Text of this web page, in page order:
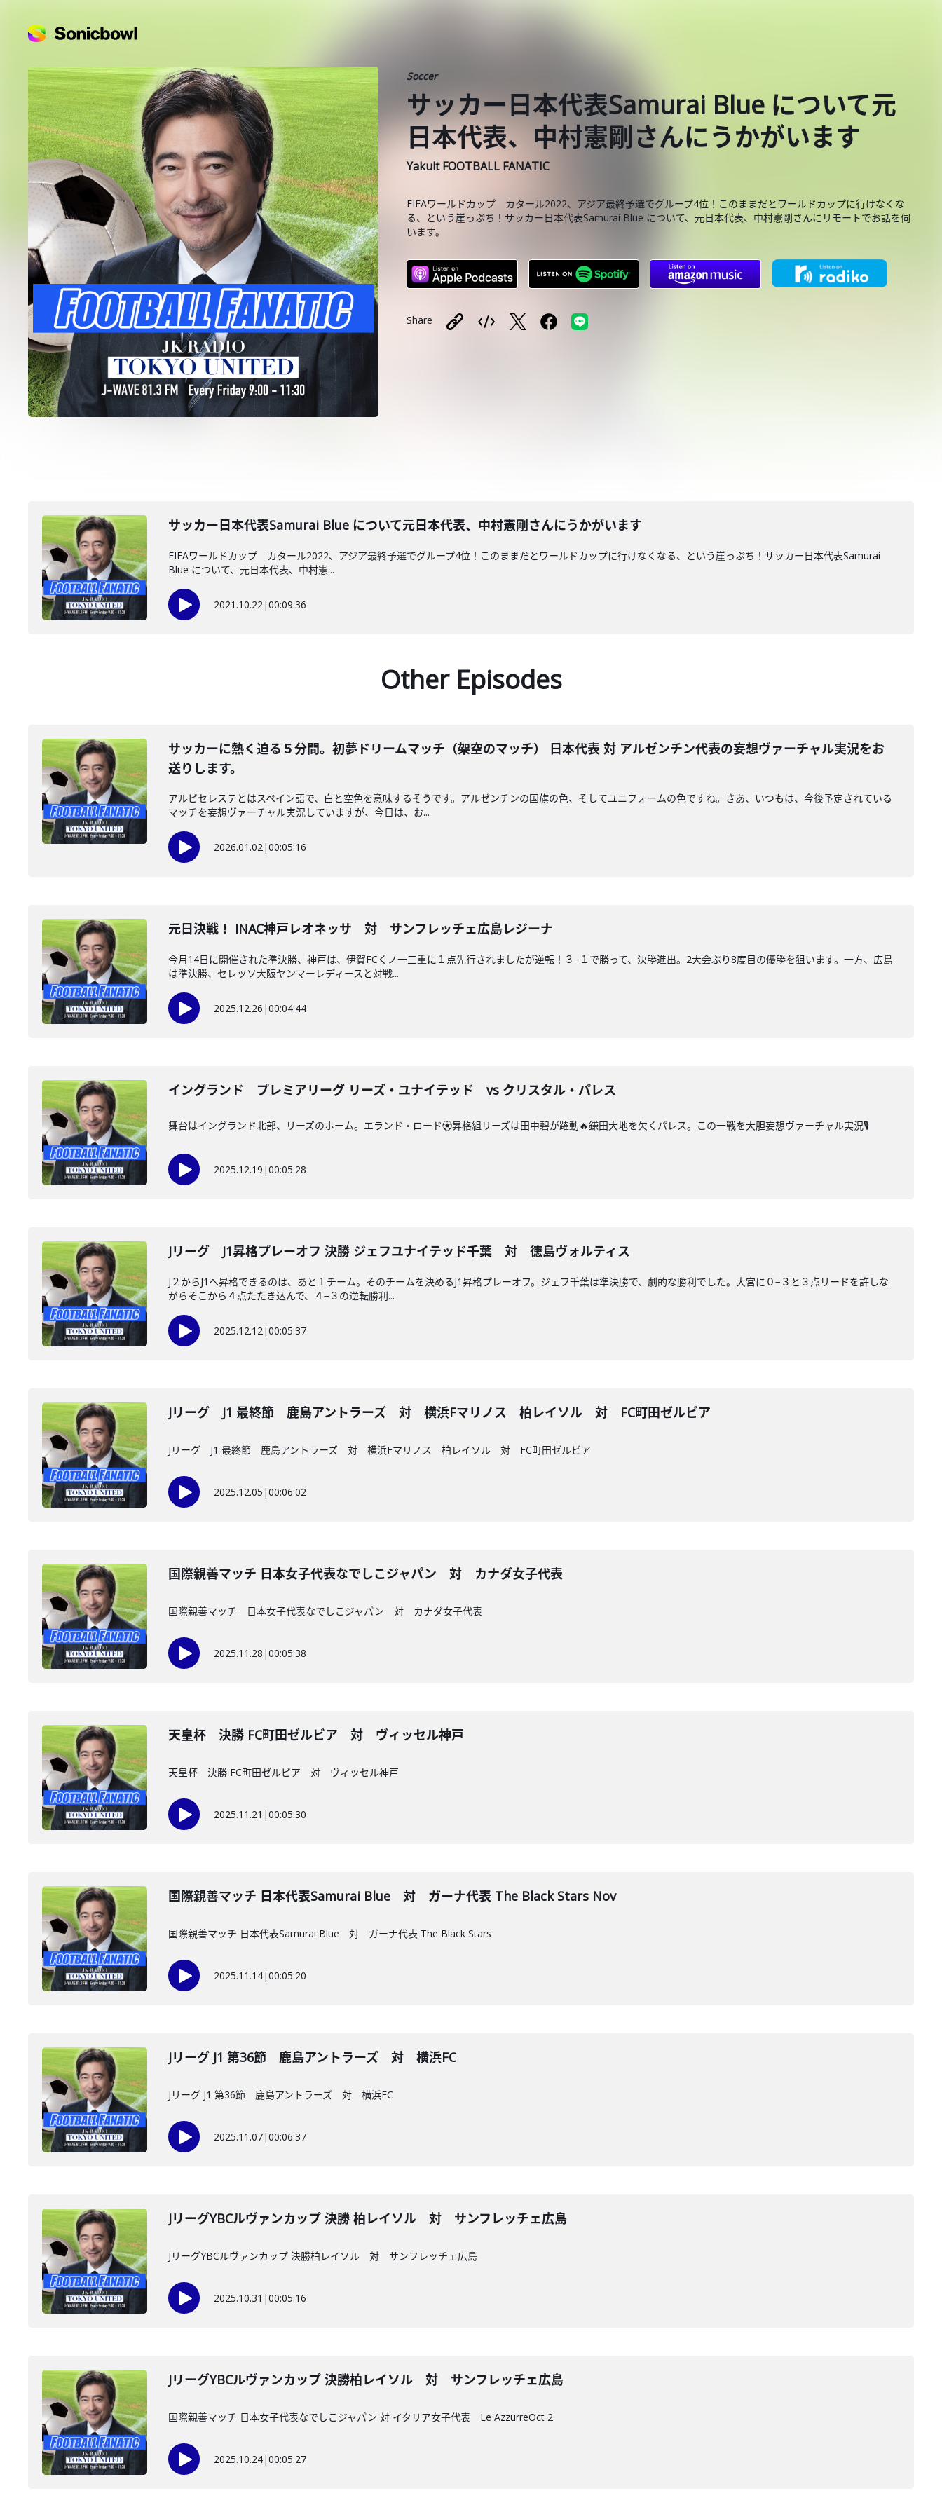
Soccer
サッカー日本代表Samurai Blue について元
日本代表、中村憲剛さんにうかがいます
Yakult FOOTBALL FANATIC
FIFAワールドカップ カタール2022、アジア最終予選でグループ4位！このままだとワールドカップに行けなくな
る、という崖っぷち！サッカー日本代表Samurai Blue について、元日本代表、中村憲剛さんにリモートでお話を伺
います。
Share
サッカー日本代表Samurai Blue について元日本代表、中村憲剛さんにうかがいます
FIFAワールドカップ カタール2022、アジア最終予選でグループ4位！このままだとワールドカップに行けなくなる、という崖っぷち！サッカー日本代表Samurai
Blue について、元日本代表、中村憲...
2021.10.22|00:09:36
Other Episodes
サッカーに熱く迫る５分間。初夢ドリームマッチ（架空のマッチ） 日本代表 対 アルゼンチン代表の妄想ヴァーチャル実況をお
送りします。
アルビセレステとはスペイン語で、白と空色を意味するそうです。アルゼンチンの国旗の色、そしてユニフォームの色ですね。さあ、いつもは、今後予定されている
マッチを妄想ヴァーチャル実況していますが、今日は、お...
2026.01.02|00:05:16
元日決戦！ INAC神戸レオネッサ 対 サンフレッチェ広島レジーナ
今月14日に開催された準決勝、神戸は、伊賀FCくノ一三重に１点先行されましたが逆転！３−１で勝って、決勝進出。2大会ぶり8度目の優勝を狙います。一方、広島
は準決勝、セレッソ大阪ヤンマーレディースと対戦...
2025.12.26 |00:04:44
イングランド プレミアリーグ リーズ・ユナイテッド vs クリスタル・パレス
舞台はイングランド北部、リーズのホーム。エランド・ロード⚽️昇格組リーズは田中碧が躍動🔥鎌田大地を欠くパレス。この一戦を大胆妄想ヴァーチャル実況🎙️
2025.12.19 |00:05:28
Jリーグ J1昇格プレーオフ 決勝 ジェフユナイテッド千葉 対 徳島ヴォルティス
J２からJ1へ昇格できるのは、あと１チーム。そのチームを決めるJ1昇格プレーオフ。ジェフ千葉は準決勝で、劇的な勝利でした。大宮に０−３と３点リードを許しな
がらそこから４点たたき込んで、４−３の逆転勝利...
2025.12.12|00:05:37
Jリーグ J1 最終節 鹿島アントラーズ 対 横浜Fマリノス 柏レイソル 対 FC町田ゼルビア
Jリーグ J1 最終節 鹿島アントラーズ 対 横浜Fマリノス 柏レイソル 対 FC町田ゼルビア
2025.12.05 |00:06:02
国際親善マッチ 日本女子代表なでしこジャパン 対 カナダ女子代表
国際親善マッチ 日本女子代表なでしこジャパン 対 カナダ女子代表
2025.11.28 |00:05:38
天皇杯 決勝 FC町田ゼルビア 対 ヴィッセル神戸
天皇杯 決勝 FC町田ゼルビア 対 ヴィッセル神戸
2025.11.21 |00:05:30
国際親善マッチ 日本代表Samurai Blue 対 ガーナ代表 The Black Stars Nov
国際親善マッチ 日本代表Samurai Blue 対 ガーナ代表 The Black Stars
2025.11.14|00:05:20
Jリーグ J1 第36節 鹿島アントラーズ 対 横浜FC
Jリーグ J1 第36節 鹿島アントラーズ 対 横浜FC
2025.11.07|00:06:37
JリーグYBCルヴァンカップ 決勝 柏レイソル 対 サンフレッチェ広島
JリーグYBCルヴァンカップ 決勝柏レイソル 対 サンフレッチェ広島
2025.10.31 |00:05:16
JリーグYBCルヴァンカップ 決勝柏レイソル 対 サンフレッチェ広島
国際親善マッチ 日本女子代表なでしこジャパン 対 イタリア女子代表 Le AzzurreOct 2
2025.10.24|00:05:27